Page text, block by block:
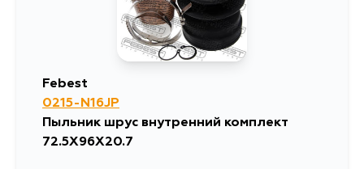
Febest
0215-N16JP
Пыльник шрус внутренний комплект
72.5X96X20.7